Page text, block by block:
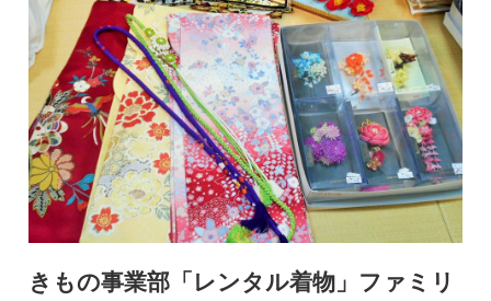
きもの事業部「レンタル着物」ファミリ